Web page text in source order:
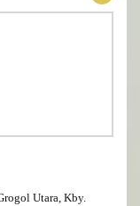
Utara, Kby.